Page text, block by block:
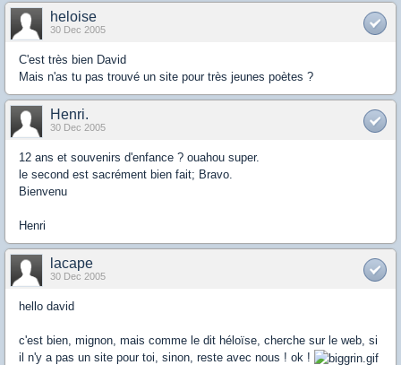
heloise
30 Dec 2005
C'est très bien David
Mais n'as tu pas trouvé un site pour très jeunes poètes ?
Henri.
30 Dec 2005
12 ans et souvenirs d'enfance ? ouahou super.
le second est sacrément bien fait; Bravo.
Bienvenu
Henri
lacape
30 Dec 2005
hello david
c'est bien, mignon, mais comme le dit héloïse, cherche sur le web, si
il n'y a pas un site pour toi, sinon, reste avec nous ! ok !